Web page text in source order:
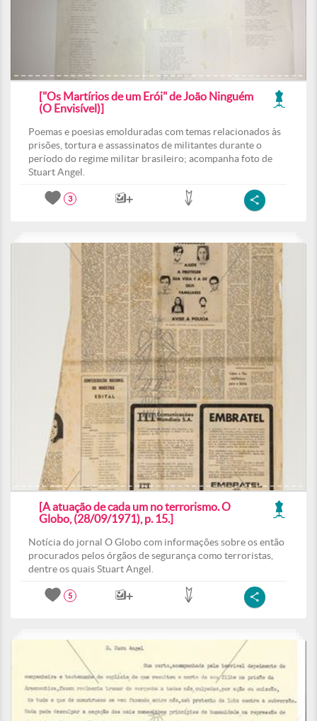
["Os Martírios de um Erói" de João Ninguém
(O Envisível)]
Poemas e poesias emolduradas com temas relacionados às
prisões, tortura e assassinatos de militantes durante o
período do regime militar brasileiro; acompanha foto de
Stuart Angel.
3
[A atuação de cada um no terrorismo. O
Globo, (28/09/1971), p. 15.]
Notícia do jornal O Globo com informações sobre os então
procurados pelos órgãos de segurança como terroristas,
dentre os quais Stuart Angel.
5